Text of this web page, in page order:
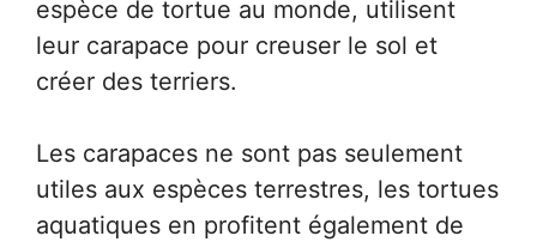
espèce de tortue au monde, utilisent
leur carapace pour creuser le sol et
créer des terriers.
Les carapaces ne sont pas seulement
utiles aux espèces terrestres, les tortues
aquatiques en profitent également de